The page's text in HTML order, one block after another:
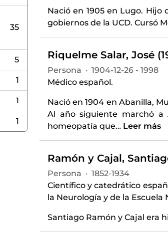
35
5
1
1
1
Nació en 1905 en Lugo.
gobiernos de la UCD. Cursó
Riquelme Salar, José
Persona · 1904-12-26 - 1998
Médico español.
Nació en 1904 en Abanilla,
Al año siguiente marchó a
homeopatía que… Leer más
Ramón y Cajal,
Persona · 1852-1934
Científico y catedrático
la Neurología y de la
Santiago Ramón y Cajal era